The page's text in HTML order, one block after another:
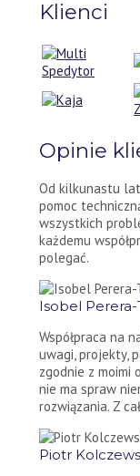
Klienci
Opinie
Od kilkunastu
pomoc
wszystkich
każdemu
polegać.
Isobel
Współpraca na
uwagi, projekty,
zgodnie z moimi
nie ma spraw
rozwiązania. Z
Piotr